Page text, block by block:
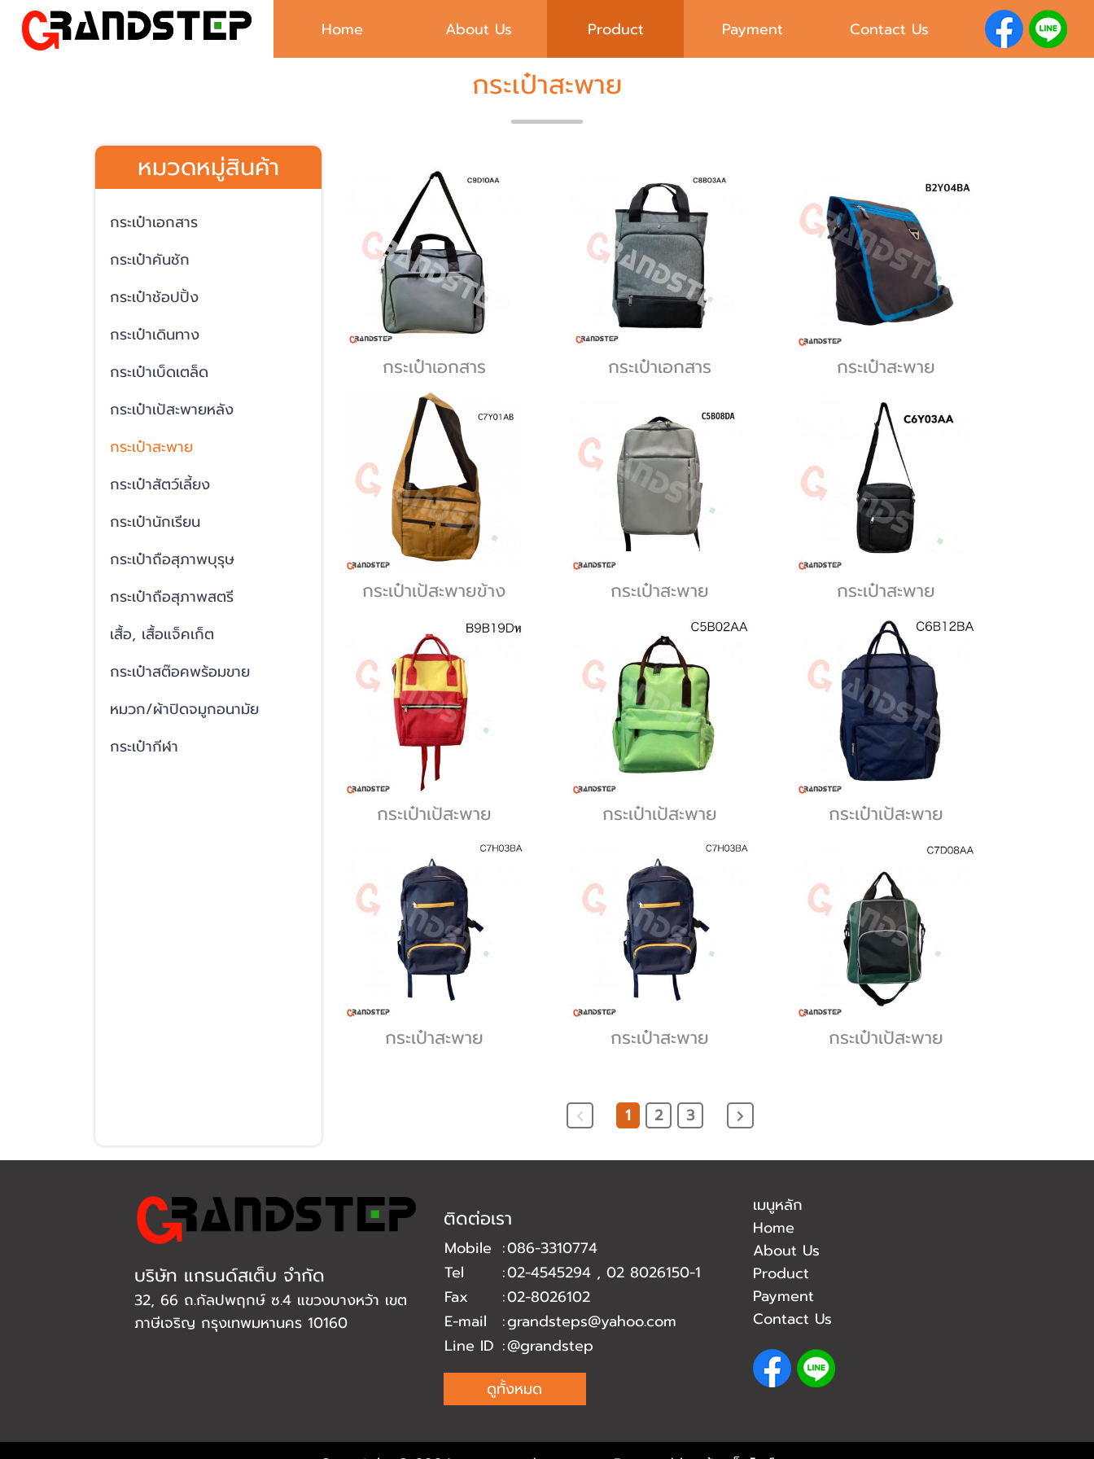
Home About Us Product Payment Contact Us
กระเป๋าสะพาย
หมวดหมู่สินค้า
กระเป๋าเอกสาร
กระเป๋าคันชัก
กระเป๋าช้อปปิ้ง
กระเป๋าเดินทาง
กระเป๋าเบ็ดเตล็ด
กระเป๋าเป้สะพายหลัง
กระเป๋าสะพาย
กระเป๋าสัตว์เลี้ยง
กระเป๋านักเรียน
กระเป๋าถือสุภาพบุรุษ
กระเป๋าถือสุภาพสตรี
เสื้อ, เสื้อแจ็คเก็ต
กระเป๋าสต๊อคพร้อมขาย
หมวก/ผ้าปิดจมูกอนามัย
กระเป๋ากีฬา
กระเป๋าเอกสาร กระเป๋าเอกสาร กระเป๋าสะพาย
กระเป๋าเป้สะพายข้าง กระเป๋าสะพาย กระเป๋าสะพาย
กระเป๋าเป้สะพาย กระเป๋าเป้สะพาย กระเป๋าเป้สะพาย
กระเป๋าสะพาย กระเป๋าสะพาย กระเป๋าเป้สะพาย
1 2 3
บริษัท แกรนด์สเต็บ จำกัด
32, 66 ถ.กัลปพฤกษ์ ซ.4 แขวงบางหว้า เขต
ภาษีเจริญ กรุงเทพมหานคร 10160
ติดต่อเรา
Mobile :086-3310774
Tel
:02-4545294, 02 8026150-1
Fax
:02-8026102
E-mail
:grandsteps@yahoo.com
Line ID :@grandstep
ดูทั้งหมด
เมนูหลัก
Home
About Us
Product
Payment
Contact Us